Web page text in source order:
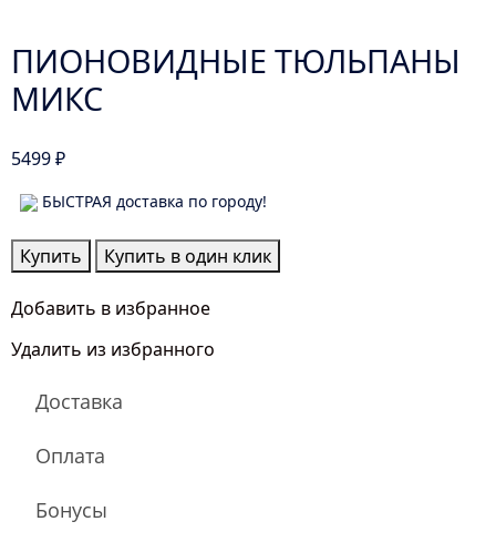
ПИОНОВИДНЫЕ ТЮЛЬПАНЫ
МИКС
5499₽
БЫСТРАЯ доставка по городу!
Количество
товара
Пионовидные
микс
Купить Купить в один клик
Добавить в избранное
Удалить из избранного
Доставка
Оплата
Бонусы